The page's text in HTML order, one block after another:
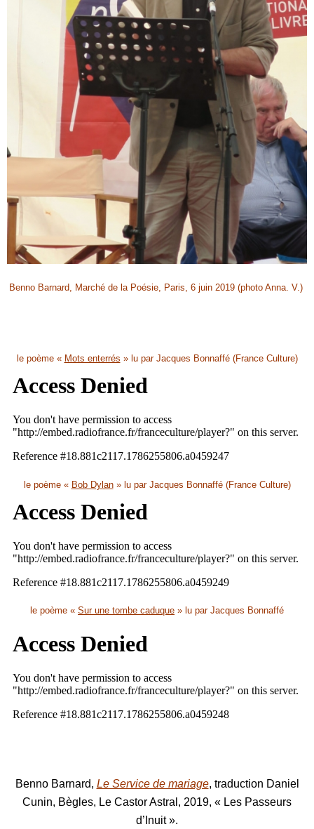
Benno Barnard, Marché de la Poésie, Paris, 6 juin 2019 (photo Anna. V.)
le poème « Mots enterrés »lu par Jacques Bonnaffé (France Culture)
le poème « Bob Dylan» lu par Jacques Bonnaffé (France Culture)
le poème « Sur une tombe caduque » lu par Jacques Bonnaffé
Benno Barnard, Le Service de mariage, traduction Daniel
Cunin, Bègles, Le Castor Astral, 2019, « Les Passeurs
d’Inuit ».